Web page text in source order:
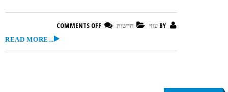
עוזי חדשות COMMENTS OFF
READ MORE...